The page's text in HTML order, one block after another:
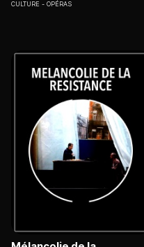
CULTURE OPÉRAS